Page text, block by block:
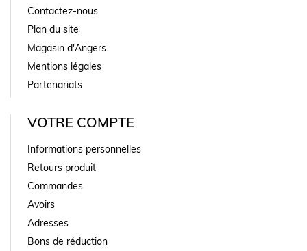
Contactez-nous
Plan du site
Magasin d'Angers
Mentions légales
Partenariats
VOTRE COMPTE
Informations personnelles
Retours produit
Commandes
Avoirs
Adresses
Bons de réduction